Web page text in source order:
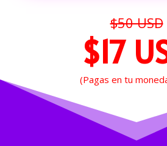
$50 USD
$17
(Pagas en tu